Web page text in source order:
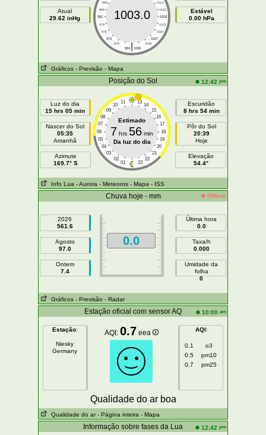
Atual
29.62 inHg
988
1012
985
1015
982
1018
979
1021
976
1024
973
1027
970
1030
|
964 1036
1003.0
Estável
0.00 hPa
Gráficos - Previsão - Mapa
Posição do Sol 12:42 pm
Luz do dia
15 hrs 05 min
Nascer do Sol
05:35
Amanhã
Azimute
169.7° S
11 13
10
14
09
15
08
16
07
17
06
18
05
19
04
20
03
21
02
22
01 23
Estimado
7 hrs 56 min
Da luz do dia
Escuridão
8 hrs 54 min
Pôr do Sol
20:39
Hoje
Elevação
54.4°
Info Lua - Aurora - Meteoros - Mapa - ISS
Chuva hoje - mm Offline
2026
561.6
Agosto
97.0
Ontem
7.4
0.0
Última hora
0.0
Taxa/h
0.000
Umidade da
folha
0
Gráficos - Previsão - Radar
Estação oficial com sensor AQ 10:00 am
Estação:
Niesky
Germany
AQI: 0.7 eea AQI:
0.1
o3
0.5
pm10
0.7
pm25
Qualidade do ar boa
Qualidade do ar - Página inteira - Mapa
Informação sobre fases da Lua 12:42 pm